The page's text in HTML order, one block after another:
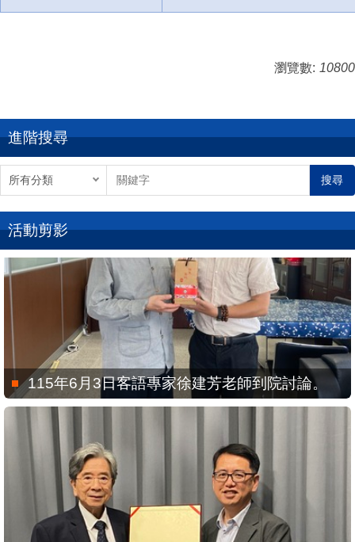
瀏覽數: 10800
進階搜尋
搜尋
活動剪影
115年6月3日客語專家徐建芳老師到院討論。